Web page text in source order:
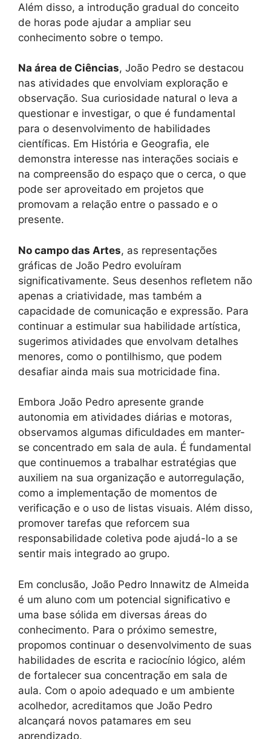
Além disso, a introdução gradual do conceito
de horas pode ajudar a ampliar seu
conhecimento sobre o tempo.
Na área de Ciências, João Pedro se destacou
nas atividades que envolviam exploração e
observação. Sua curiosidade natural o leva a
questionar e investigar, o que é fundamental
para o desenvolvimento de habilidades
científicas. Em História e Geografia, ele
demonstra interesse nas interações sociais e
na compreensão do espaço que o cerca, o que
pode ser aproveitado em projetos que
promovam a relação entre o passado e o
presente.
No campo das Artes, as representações
gráficas de João Pedro evoluíram
significativamente. Seus desenhos refletem não
apenas a criatividade, mas também a
capacidade de comunicação e expressão. Para
continuar a estimular sua habilidade artística,
sugerimos atividades que envolvam detalhes
menores, como o pontilhismo, que podem
desafiar ainda mais sua motricidade fina.
Embora João Pedro apresente grande
autonomia em atividades diárias e motoras,
observamos algumas dificuldades em manter-
se concentrado em sala de aula. É fundamental
que continuemos a trabalhar estratégias que
auxiliem na sua organização e autorregulação,
como a implementação de momentos de
verificação e o uso de listas visuais. Além disso,
promover tarefas que reforcem sua
responsabilidade coletiva pode ajudá-lo a se
sentir mais integrado ao grupo.
Em conclusão, João Pedro Innawitz de Almeida
é um aluno com um potencial significativo e
uma base sólida em diversas áreas do
conhecimento. Para o próximo semestre,
propomos continuar o desenvolvimento de suas
habilidades de escrita e raciocínio lógico, além
de fortalecer sua concentração em sala de
aula. Com o apoio adequado e um ambiente
acolhedor, acreditamos que João Pedro
alcançará novos patamares em seu
aprendizado.